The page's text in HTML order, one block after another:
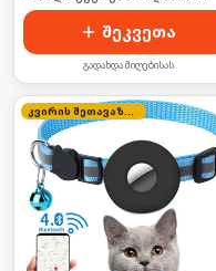
შეკვეთა
გადახდა მიღებისას
კვირის შეთავაზება